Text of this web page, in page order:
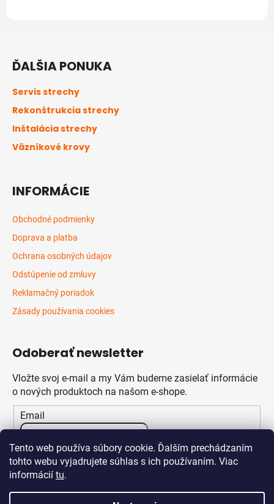
Tento web používa súbory cookie. Ďalším prechádzaním
tohto webu vyjadrujete súhlas s ich používaním. Viac
informácií tu.
ĎALŠIA PONUKA
Servis strechy
Rekonštrukcia strechy
Inštalácia strechy
Väzníkové krovy
INFORMÁCIE
Obchodné podmienky
Doprava a platba
Ochrana osobných údajov
Odstúpenie od zmluvy
Reklamačný poriadok
Zásady používania cookies
Odoberať newsletter
Vložte svoj e-mail a my Vám budeme zasielať informácie
o nových produktoch na našom e-shope.
Email
Vložením e-mailu súhlasíte spodmienkami ochrany
osobných údajov
PRIHLÁSIŤ SA